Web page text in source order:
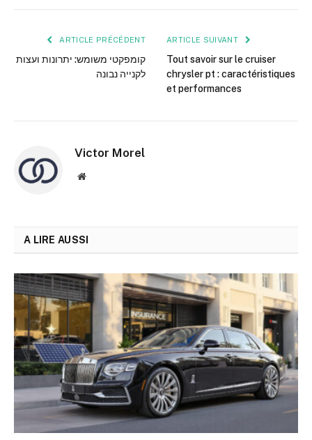
ARTICLE PRÉCÉDENT
קומפקטי משומש: יתרונות ועצות
לקנייה נבונה
ARTICLE SUIVANT
Tout savoir sur le cruiser
chrysler pt : caractéristiques
et performances
Victor Morel
Site
A LIRE AUSSI